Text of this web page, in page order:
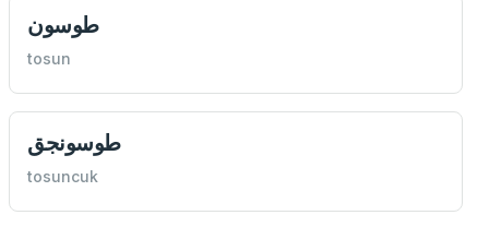
طوسون
tosun
طوسونجق
tosuncuk